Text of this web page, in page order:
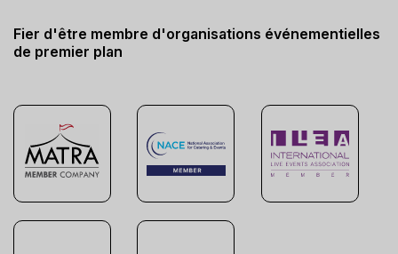
Fier d'être membre d'organisations événementielles
de premier plan